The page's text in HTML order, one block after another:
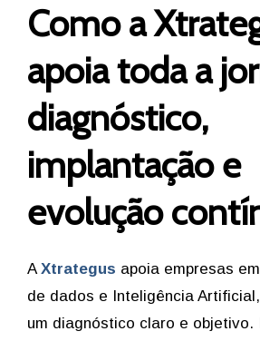
Como a
apoia toda a
diagnóstico,
implantação e
evolução
AXtrategus apoia empresas
de dados e Inteligência
um diagnóstico claro e objetivo.